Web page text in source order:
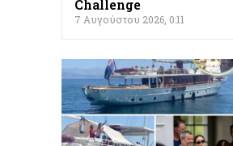
Challenge
7 Αυγούστου 2026, 0:11